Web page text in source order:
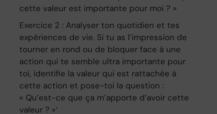
cette valeur est importante pour moi ? »
Exercice 2 : Analyser ton quotidien et tes
expériences de vie. Si tu as l’impression de
tourner en rond ou de bloquer face à une
action qui te semble ultra importante pour
toi, identifie la valeur qui est rattachée à
cette action et pose-toi la question :
« Qu’est-ce que ça m’apporte d’avoir cette
valeur ? »‘